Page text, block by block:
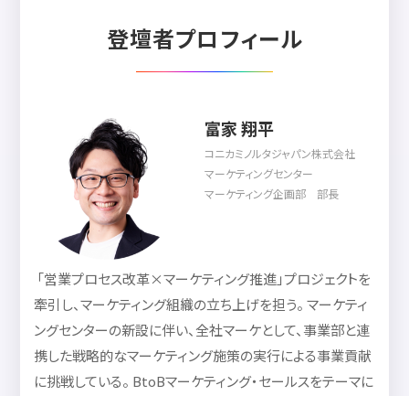
登壇者プロフィール
富家 翔平
コニカミノルタジャパン株式会社
マーケティングセンター
マーケティング企画部 部長
「営業プロセス改革×マーケティング推進」プロジェクトを
牽引し、マーケティング組織の立ち上げを担う。 マーケティ
ングセンターの新設に伴い、全社マーケとして、事業部と連
携した戦略的なマーケティング施策の実行による事業貢献
に挑戦している。 BtoBマーケティング・セールスをテーマに